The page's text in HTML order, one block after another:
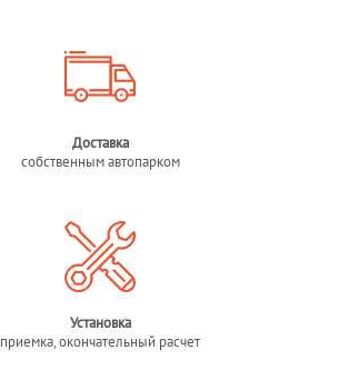
Доставка
собственным автопарком
Установка
приемка, окончательный расчет